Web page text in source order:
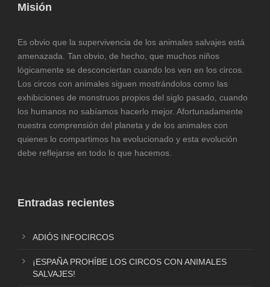
Misión
Es obvio que la supervivencia de los animales salvajes está
amenazada. Tan obvio, de hecho, que muchos niños
lógicamente se desconciertan cuando los ven en los circos.
Los circos con animales siguen mostrándolos como las
exhibiciones de monstruos propios del siglo pasado, cuando
los humanos no sabíamos hacerlo mejor. Afortunadamente
nuestra comprensión del planeta y de los animales con
quienes lo compartimos ha evolucionado y esta evolución
debe reflejarse en todo lo que hacemos.
Entradas recientes
ADIÓS INFOCIRCOS
¡ESPAÑA PROHÍBE LOS CIRCOS CON ANIMALES
SALVAJES!